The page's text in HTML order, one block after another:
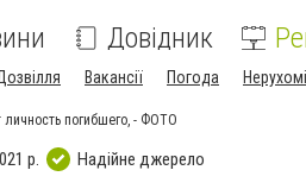
Довідник
Вакансії Погода
погибшего, - ФОТО
р. Надійне джерело